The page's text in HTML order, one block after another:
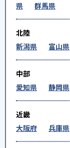
県
群馬県
北陸
新潟県
富山県
中部
愛知県
静岡県
近畿
大阪府
兵庫県